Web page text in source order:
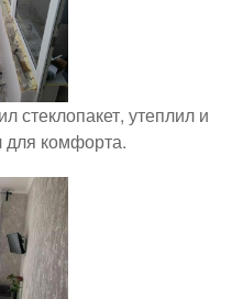
стеклопакет, утеплил и
для комфорта.